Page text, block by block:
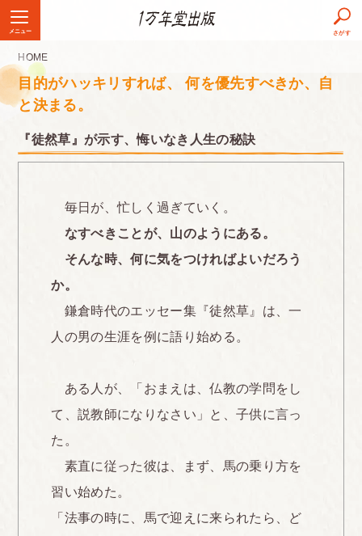
メニュー さがす
HOME
目的がハッキリすれば、 何を優先すべきか、自
と決まる。
『徒然草』が示す、悔いなき人生の秘訣
毎日が、忙しく過ぎていく。
なすべきことが、山のようにある。
そんな時、何に気をつければよいだろう
か。
鎌倉時代のエッセー集『徒然草』は、一
人の男の生涯を例に語り始める。
ある人が、「おまえは、仏教の学問をし
て、説教師になりなさい」と、子供に言っ
た。
素直に従った彼は、まず、馬の乗り方を
習い始めた。
「法事の時に、馬で迎えに来られたら、ど